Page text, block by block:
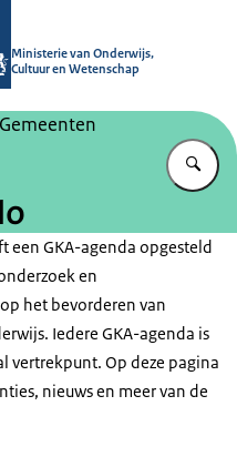
Ministerie van Onderwijs,
Cultuur en Wetenschap
Gemeenten
een GKA-agenda opgesteld
en
het bevorderen van
Iedere GKA-agenda is
vertrekpunt. Op deze pagina
nieuws en meer van de